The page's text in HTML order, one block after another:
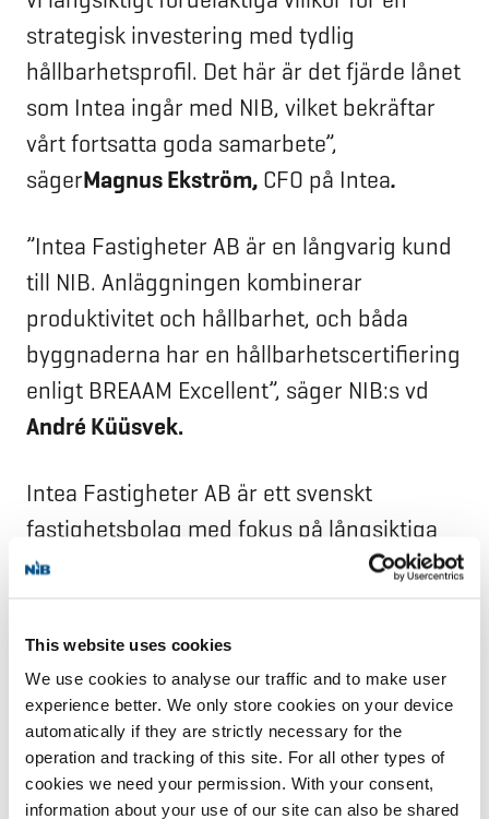
This website uses cookies
We use cookies to analyse our traffic and to make user
experience better. We only store cookies on your device
automatically if they are strictly necessary for the
operation and tracking of this site. For all other types of
cookies we need your permission. With your consent,
information about your use of our site can also be shared
strategisk investering med tydlig
hållbarhetsprofil. Det här är det fjärde lånet
som Intea ingår med NIB, vilket bekräftar
vårt fortsatta goda samarbete”,
sägerMagnus Ekström, CFO på Intea.
”Intea Fastigheter AB är en långvarig kund
till NIB. Anläggningen kombinerar
produktivitet och hållbarhet, och båda
byggnaderna har en hållbarhetscertifiering
enligt BREAAM Excellent”, säger NIB:s vd
André Küüsvek.
Intea Fastigheter AB är ett svenskt
fastighetsbolag med fokus på långsiktiga
investeringar och utveckling av social
fastigheter och projekt med hyresgäster
som främst utgörs av statliga och regionala
myndigheter samt andra offentliga
institutioner. Det börsnoterade bolaget
grundades 2015.